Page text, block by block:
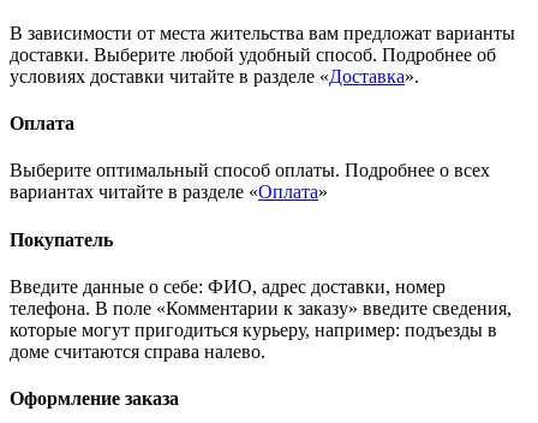
В зависимости от места жительства вам предложат варианты
доставки. Выберите любой удобный способ. Подробнее об
условиях доставки читайте в разделе «Доставка».
Оплата
Выберите оптимальный способ оплаты. Подробнее о всех
вариантах читайте в разделе «Оплата»
Покупатель
Введите данные о себе: ФИО, адрес доставки, номер
телефона. В поле «Комментарии к заказу» введите сведения,
которые могут пригодиться курьеру, например: подъезды в
доме считаются справа налево.
Оформление заказа